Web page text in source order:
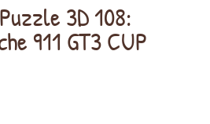
3D 108:
911 GT3 CUP